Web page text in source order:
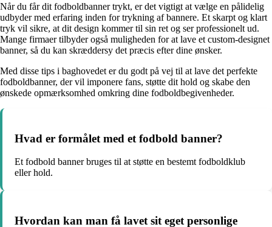
Når du får dit fodboldbanner trykt, er det vigtigt at vælge en pålidelig
udbyder med erfaring inden for trykning af bannere. Et skarpt og klart
tryk vil sikre, at dit design kommer til sin ret og ser professionelt ud.
Mange firmaer tilbyder også muligheden for at lave et custom-designet
banner, så du kan skræddersy det præcis efter dine ønsker.
Med disse tips i baghovedet er du godt på vej til at lave det perfekte
fodboldbanner, der vil imponere fans, støtte dit hold og skabe den
ønskede opmærksomhed omkring dine fodboldbegivenheder.
Hvad er formålet med et fodbold banner?
Et fodbold banner bruges til at støtte en bestemt fodboldklub
eller hold.
Hvordan kan man få lavet sit eget personlige